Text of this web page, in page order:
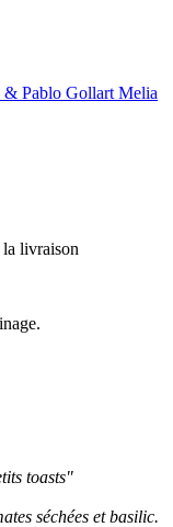
Pablo Gollart Melia
livraison
toasts"
séchées et basilic.